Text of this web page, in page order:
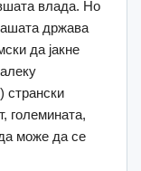
влада. Но
држава
да јакне
странски
големината,
може да се